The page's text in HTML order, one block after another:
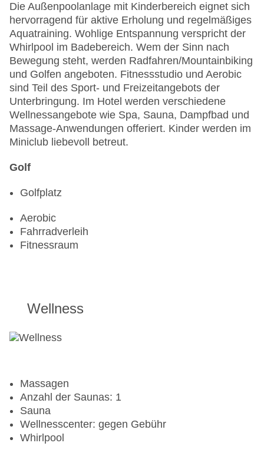
Die Außenpoolanlage mit Kinderbereich eignet sich
hervorragend für aktive Erholung und regelmäßiges
Aquatraining. Wohlige Entspannung verspricht der
Whirlpool im Badebereich. Wem der Sinn nach
Bewegung steht, werden Radfahren/Mountainbiking
und Golfen angeboten. Fitnessstudio und Aerobic
sind Teil des Sport- und Freizeitangebots der
Unterbringung. Im Hotel werden verschiedene
Wellnessangebote wie Spa, Sauna, Dampfbad und
Massage-Anwendungen offeriert. Kinder werden im
Miniclub liebevoll betreut.
Golf
Golfplatz
Aerobic
Fahrradverleih
Fitnessraum
Wellness
Massagen
Anzahl der Saunas: 1
Sauna
Wellnesscenter: gegen Gebühr
Whirlpool